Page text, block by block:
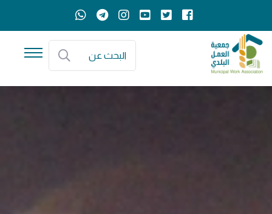
البحث عن